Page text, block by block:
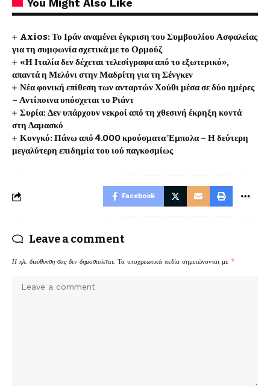
You Might Also Like
Axios: Το Ιράν αναμένει έγκριση του Συμβουλίου Ασφαλείας
για τη συμφωνία σχετικά με το Ορμούζ
«Η Ιταλία δεν δέχεται τελεσίγραφα από το εξωτερικό»,
απαντά η Μελόνι στην Μαδρίτη για τη Σένγκεν
Νέα φονική επίθεση των ανταρτών Χούθι μέσα σε δύο ημέρες
– Αντίποινα υπόσχεται το Ριάντ
Συρία: Δεν υπάρχουν νεκροί από τη χθεσινή έκρηξη κοντά
στη Δαμασκό
Κονγκό: Πάνω από 4.000 κρούσματα Έμπολα – Η δεύτερη
μεγαλύτερη επιδημία του ιού παγκοσμίως
Facebook
Leave a comment
Η ηλ. διεύθυνση σας δεν δημοσιεύεται. Τα υποχρεωτικά πεδία σημειώνονται με *